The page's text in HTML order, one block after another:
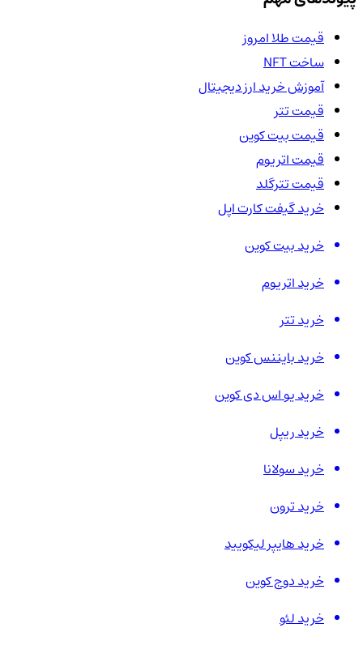
قیمت طلا امروز
ساخت NFT
آموزش خرید ارز دیجیتال
قیمت تتر
قیمت بیت کوین
قیمت اتریوم
قیمت تترگلد
خرید گیفت کارت اپل
خرید بیت کوین
خرید اتریوم
خرید تتر
خرید بایننس کوین
خرید یو اس دی کوین
خرید ریپل
خرید سولانا
خرید ترون
خرید هایپر لیکویید
خرید دوج کوین
خرید لئو